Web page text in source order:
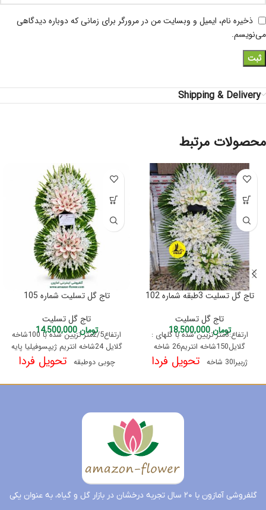
ذخیره نام، ایمیل و وبسایت من در مرورگر برای زمانی که دوباره دیدگاهی
می‌نویسم.
Shipping & Delivery
محصولات مرتبط
تاج گل تسلیت 3طبقه شماره 102
تاج گل تسلیت
تومان18,500,000
ارتفاع:3متر تزیین شده با گلهای :
گلایل150شاخه انتریم26 شاخه
ژربیرا30 شاخه
تحویل فردا
تاج گل تسلیت شماره 105
تاج گل تسلیت
تومان14,500,000
ارتفاع2/5متر تزیین شده با 100شاخه
گلایل 24شاخه انتریم ژیپسوفیلیا پایه
چوبی دوطبقهتحویل فردا
گلفروشی آمازون با ۲۰ سال تجربه درخشان در بازار گل و گیاه، به عنوان یکی